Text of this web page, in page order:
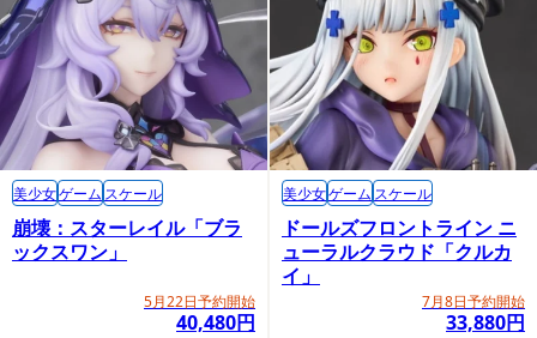
崩壊：スターレイル「ブラ
ックスワン」
5月22日予約開始
40,480円
美少女ゲーム スケール
ドールズフロントライン ニ
ューラルクラウド「クルカ
イ」
7月8日予約開始
33,880円
美少女ゲーム スケール